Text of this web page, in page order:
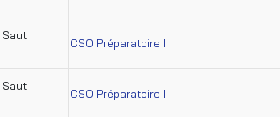
Saut
CSO Préparatoire I
Saut
CSO Préparatoire II